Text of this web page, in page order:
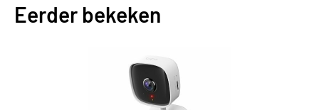
Eerder bekeken